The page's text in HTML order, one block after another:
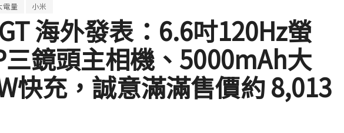
電量 小米
海外發表：6.6吋120Hz螢
鏡頭主相機、5000mAh大
快充，誠意滿滿售價約 8,013